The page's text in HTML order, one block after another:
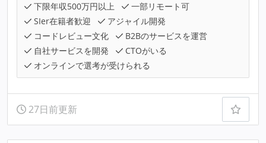
下限年収500万円以上
一部リモート可
SIer在籍者歓迎
アジャイル開発
コードレビュー文化
B2Bのサービスを運営
自社サービスを開発
CTOがいる
オンラインで選考が受けられる
27日前更新